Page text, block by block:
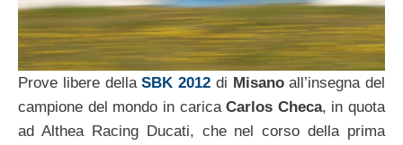
Prove libere dellaSBK 2012 di Misanoall’insegna del
campione del mondo in caricaCarlos Checa, in quota
ad Althea Racing Ducati, che nel corso della prima